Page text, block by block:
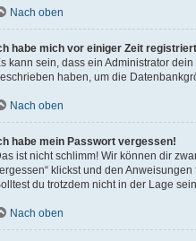
Nach oben
habe mich vor einiger Zeit
kann sein, dass ein Administrator
haben, um die
Nach oben
habe mein Passwort vergessen!
ist nicht schlimm! Wir können dir
klickst und den
du trotzdem nicht in der Lage
Nach oben